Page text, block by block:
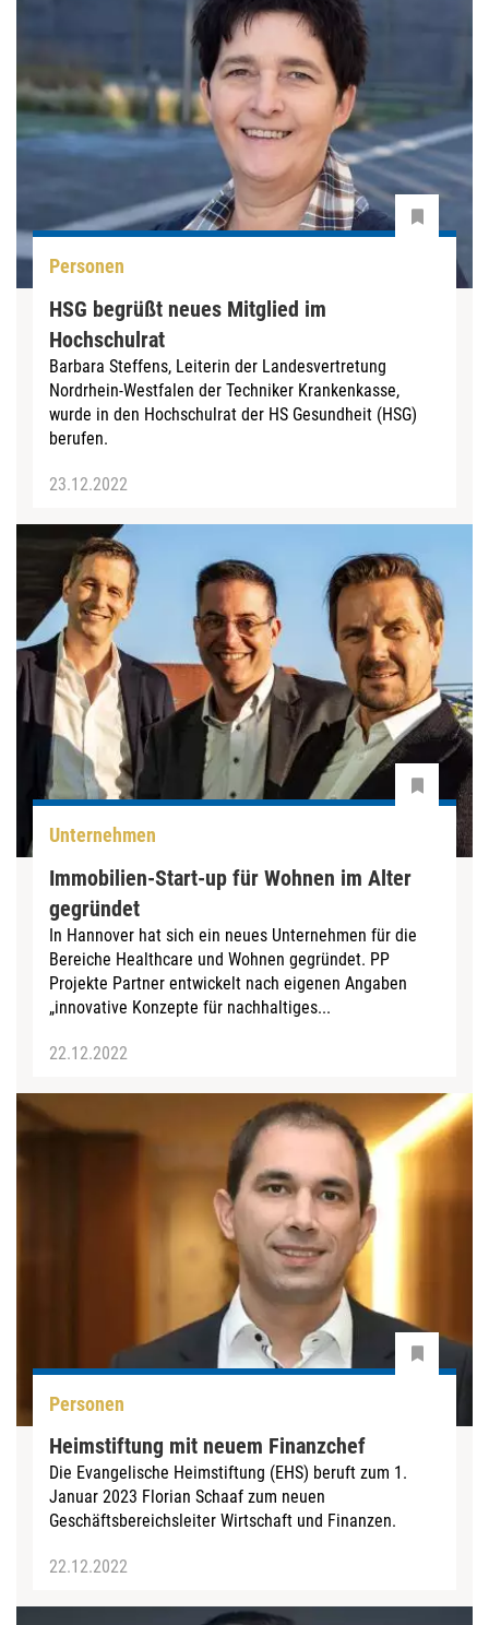
Personen
HSG begrüßt neues Mitglied im
Hochschulrat
Barbara Steffens, Leiterin der Landesvertretung
Nordrhein-Westfalen der Techniker Krankenkasse,
wurde in den Hochschulrat der HS Gesundheit (HSG)
berufen.
23.12.2022
Unternehmen
Immobilien-Start-up für Wohnen im Alter
gegründet
In Hannover hat sich ein neues Unternehmen für die
Bereiche Healthcare und Wohnen gegründet. PP
Projekte Partner entwickelt nach eigenen Angaben
„innovative Konzepte für nachhaltiges...
22.12.2022
Personen
Heimstiftung mit neuem Finanzchef
Die Evangelische Heimstiftung (EHS) beruft zum 1.
Januar 2023 Florian Schaaf zum neuen
Geschäftsbereichsleiter Wirtschaft und Finanzen.
22.12.2022